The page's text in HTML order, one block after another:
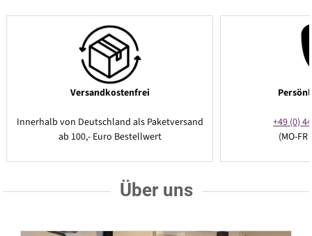
Versandkostenfrei
Innerhalb von Deutschland als Paketversand
ab 100,- Euro Bestellwert
+49 (0)
(MO-
Über uns